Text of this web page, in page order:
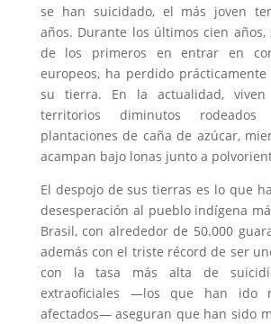
se han suicidado, el más joven
años. Durante los últimos cien
de los primeros en entrar en
europeos, ha perdido
su tierra. En la actualidad, viven
territorios diminutos
plantaciones de caña de azúcar,
acampan bajo lonas junto a
El despojo de sus tierras es lo que
desesperación al pueblo indígena
Brasil, con alrededor de 50.000
además con el triste récord de ser
con la tasa más alta de
extraoficiales —los que han ido
afectados— aseguran que han sido